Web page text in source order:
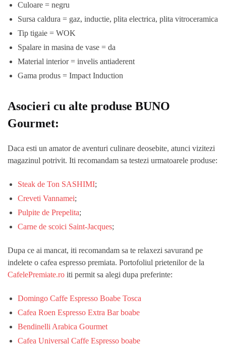
Culoare = negru
Sursa caldura = gaz, inductie, plita electrica, plita vitroceramica
Tip tigaie = WOK
Spalare in masina de vase = da
Material interior = invelis antiaderent
Gama produs = Impact Induction
Asocieri cu alte produse BUNO
Gourmet:
Daca esti un amator de aventuri culinare deosebite, atunci vizitezi
magazinul potrivit. Iti recomandam sa testezi urmatoarele produse:
Steak de Ton SASHIMI;
Creveti Vannamei;
Pulpite de Prepelita;
Carne de scoici Saint-Jacques;
Dupa ce ai mancat, iti recomandam sa te relaxezi savurand pe
indelete o cafea espresso premiata. Portofoliul prietenilor de la
CafelePremiate.ro iti permit sa alegi dupa preferinte:
Domingo Caffe Espresso Boabe Tosca
Cafea Roen Espresso Extra Bar boabe
Bendinelli Arabica Gourmet
Cafea Universal Caffe Espresso boabe